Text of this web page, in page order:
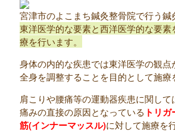
宮津市のよこまち鍼灸整骨院で行う鍼
東洋医学的な要素と西洋医学的な要
療を行います。
身体の内的な疾患では東洋医学の観点
全身を調整することを目的として施療
肩こりや腰痛等の運動器疾患に関して
痛みの直接の原因となっている トリ
筋(インナーマッスル)に対して施療を